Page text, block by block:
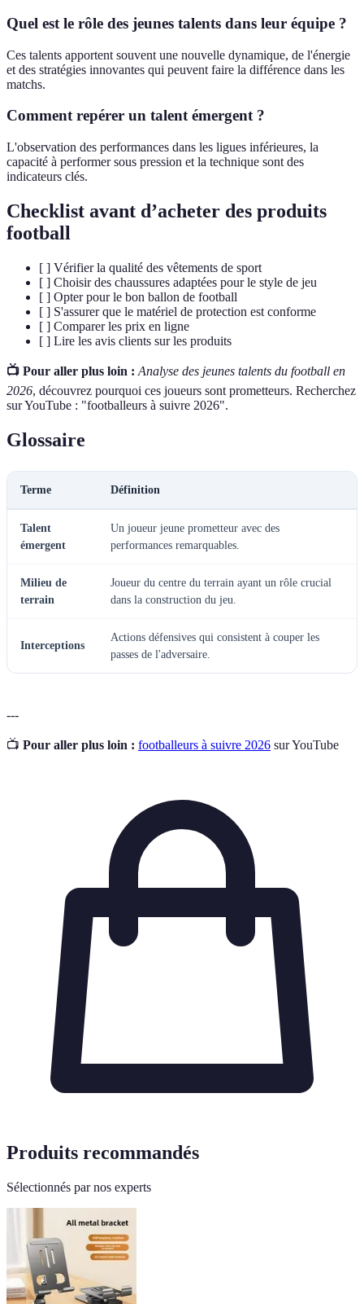
Quel est le rôle des jeunes talents dans leur équipe ?
Ces talents apportent souvent une nouvelle dynamique, de l'énergie
et des stratégies innovantes qui peuvent faire la différence dans les
matchs.
Comment repérer un talent émergent ?
L'observation des performances dans les ligues inférieures, la
capacité à performer sous pression et la technique sont des
indicateurs clés.
Checklist avant d’acheter des produits
football
[ ] Vérifier la qualité des vêtements de sport
[ ] Choisir des chaussures adaptées pour le style de jeu
[ ] Opter pour le bon ballon de football
[ ] S'assurer que le matériel de protection est conforme
[ ] Comparer les prix en ligne
[ ] Lire les avis clients sur les produits
📺 Pour aller plus loin : Analyse des jeunes talents du football en
2026, découvrez pourquoi ces joueurs sont prometteurs. Recherchez
sur YouTube : "footballeurs à suivre 2026".
Glossaire
Terme Définition
Talent
émergent
Un joueur jeune prometteur avec des
performances remarquables.
Milieu de
terrain
Joueur du centre du terrain ayant un rôle crucial
dans la construction du jeu.
Interceptions
Actions défensives qui consistent à couper les
passes de l'adversaire.
---
📺 Pour aller plus loin : footballeurs à suivre 2026 sur YouTube
Produits recommandés
Sélectionnés par nos experts